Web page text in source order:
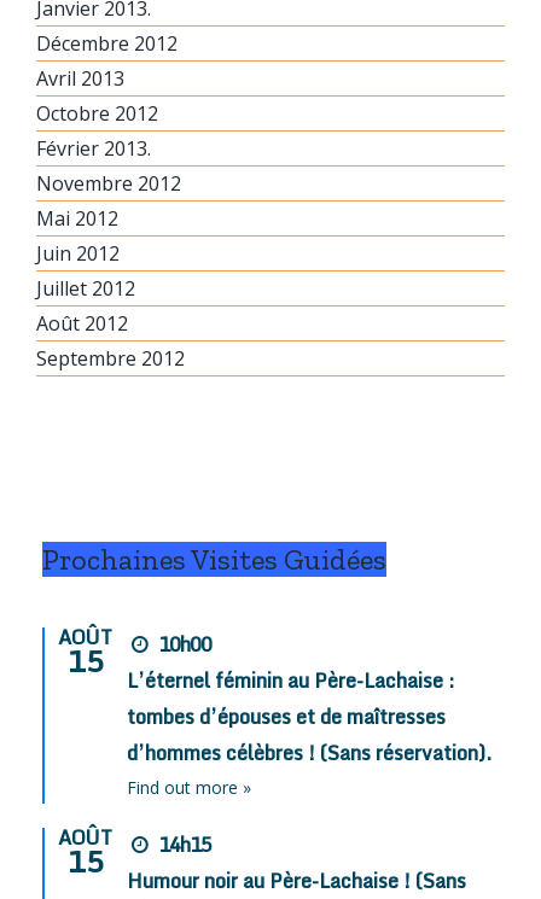
Janvier 2013.
Décembre 2012
Avril 2013
Octobre 2012
Février 2013.
Novembre 2012
Mai 2012
Juin 2012
Juillet 2012
Août 2012
Septembre 2012
Prochaines Visites Guidées
AOÛT
15
10h00
L’éternel féminin au Père-Lachaise :
tombes d’épouses et de maîtresses
d’hommes célèbres ! (Sans réservation).
Find out more »
AOÛT
15
14h15
Humour noir au Père-Lachaise ! (Sans